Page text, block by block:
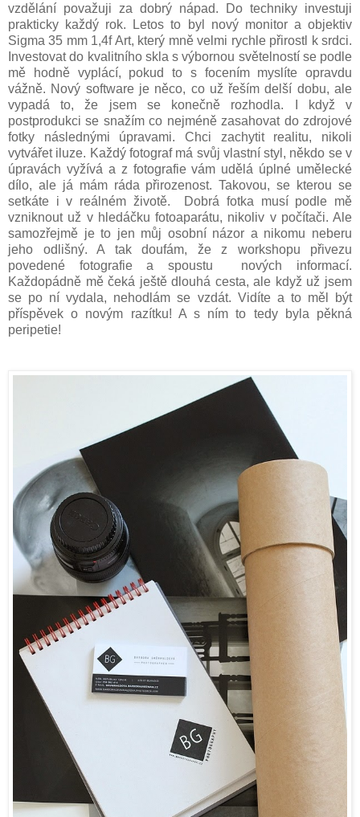
vzdělání považuji za dobrý nápad. Do techniky investuji
prakticky každý rok. Letos to byl nový monitor a objektiv
Sigma 35 mm 1,4f Art, který mně velmi rychle přirostl k srdci.
Investovat do kvalitního skla s výbornou světelností se podle
mě hodně vyplácí, pokud to s focením myslíte opravdu
vážně. Nový software je něco, co už řeším delší dobu, ale
vypadá to, že jsem se konečně rozhodla. I když v
postprodukci se snažím co nejméně zasahovat do zdrojové
fotky následnými úpravami. Chci zachytit realitu, nikoli
vytvářet iluze. Každý fotograf má svůj vlastní styl, někdo se v
úpravách vyžívá a z fotografie vám udělá úplné umělecké
dílo, ale já mám ráda přirozenost. Takovou, se kterou se
setkáte i v reálném životě. Dobrá fotka musí podle mě
vzniknout už v hledáčku fotoaparátu, nikoliv v počítači. Ale
samozřejmě je to jen můj osobní názor a nikomu neberu
jeho odlišný. A tak doufám, že z workshopu přivezu
povedené fotografie a spoustu nových informací.
Každopádně mě čeká ještě dlouhá cesta, ale když už jsem
se po ní vydala, nehodlám se vzdát. Vidíte a to měl být
příspěvek o novým razítku! A s ním to tedy byla pěkná
peripetie!